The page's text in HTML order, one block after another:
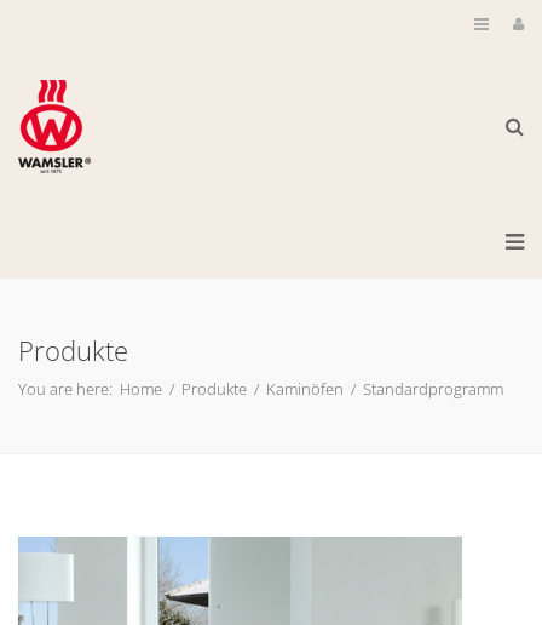
Produkte
You are here: Home / Produkte / Kaminöfen / Standardprogramm